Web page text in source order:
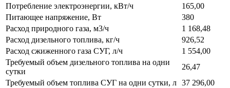
Потребление электроэнергии, кВт/ч
165,00
Питающее напряжение, Вт
380
Расход природного газа, м3/ч
1 168,48
Расход дизельного топлива, кг/ч
926,52
Расход сжиженного газа СУГ, л/ч
1 554,00
Требуемый объем дизельного топлива на одни
сутки
26,47
Требуемый объем топлива СУГ на одни сутки, л 37 296,00